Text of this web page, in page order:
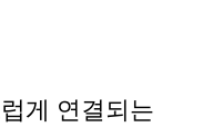
게 연결되는